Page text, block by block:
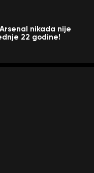
nikada nije
22 godine!